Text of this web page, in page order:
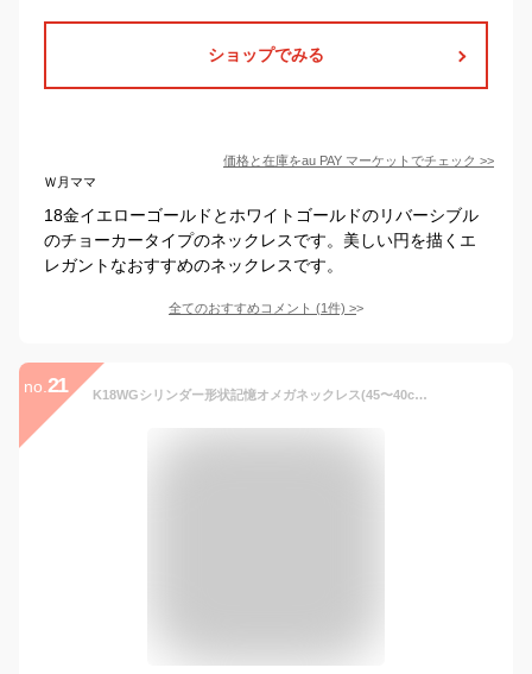
ショップでみる
価格と在庫をau PAY マーケット でチェック >>
Ｗ月ママ
18金イエローゴールドとホワイトゴールドのリバーシブル
のチョーカータイプのネックレスです。美しい円を描くエ
レガントなおすすめのネックレスです。
全てのおすすめコメント (1件) >
no. 21 K18WGシリンダー形状記憶オメガネックレス(45〜40cm ピンスライドAJ)(no0004wg)